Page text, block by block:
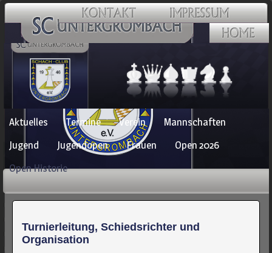
Navigation
überspringen
Aktuelles Termine Verein
Mannschaften
Jugend
Jugendopen Frauen
Open 2026
Open Historie
Turnierleitung, Schiedsrichter und
Organisation